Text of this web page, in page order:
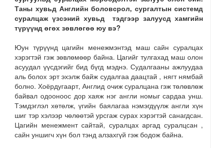
Таны хувьд Английн боловсрол, сургалтын системд
суралцаж үзсэний хувьд тэдгээр залуусд хамгийн
түрүүнд өгөх зөвлөгөө юу вэ?
Юун түрүүнд цагийн менежмэнтэд маш сайн суралцах
хэрэгтэй гэж зөвлөмөөр байна. Цагийг тулгахад маш олон
асуудал үүсдэгийг бид бүгд мэднэ. Судалгааны ажлуудаа
аль болох эрт эхэлж байж судалгаа даацтай , нягт нямбай
болно. Хоёрдугаарт, Англид очиж суралцана гэж төлөвлөж
байвал одооноос дор хаяж нэг англи номыг сардаа унш.
Тэмдэглэл хөтөлж, үгийн баялагаа нэмэгдүүлж англи хүн
шиг тэр хэлээр чөлөөтэй урсгаж сурах хэрэгтэй санагдсан.
Цагийн менежмент сайтай, суралцах аргад суралцсан ,
сайн уншигч хүн бол тэнд алзахгүй гэж бодож байна.